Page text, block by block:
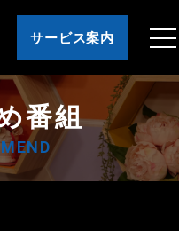
サービス案内
番組